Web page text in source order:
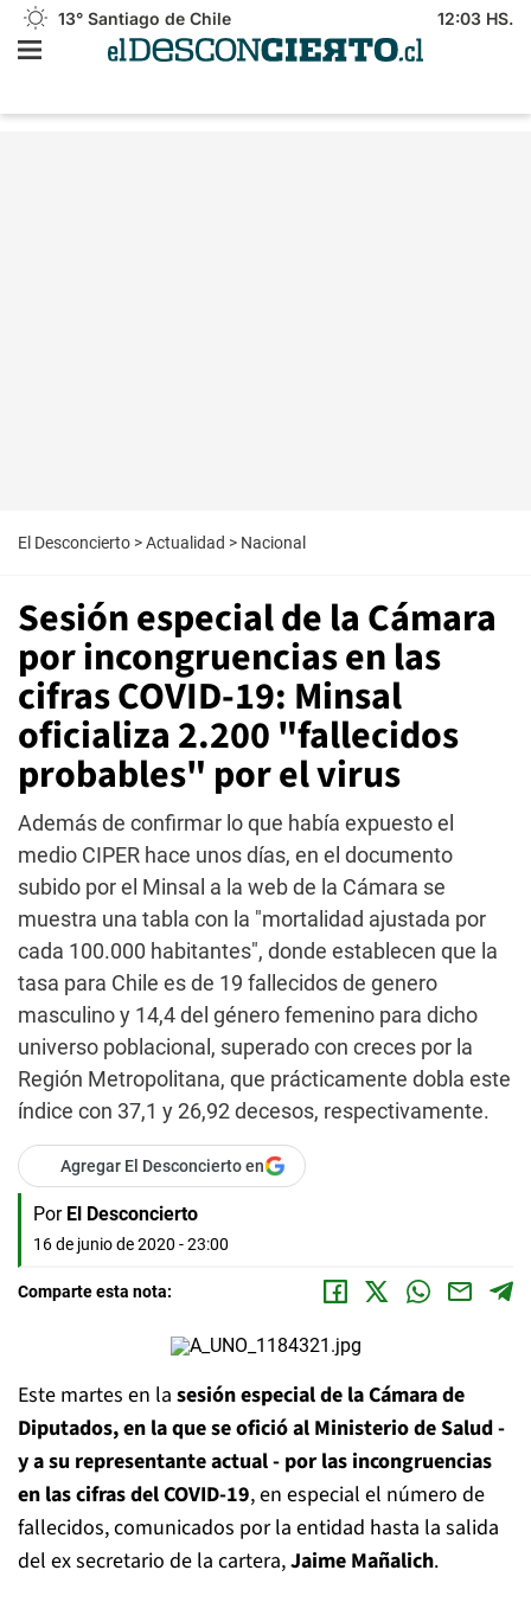
13° Santiago de Chile 12:03 HS.
El Desconcierto >Actualidad > Nacional
Sesión especial de la Cámara
por incongruencias en las
cifras COVID-19: Minsal
oficializa 2.200 "fallecidos
probables" por el virus
Además de confirmar lo que había expuesto el
medio CIPER hace unos días, en el documento
subido por el Minsal a la web de la Cámara se
muestra una tabla con la "mortalidad ajustada por
cada 100.000 habitantes", donde establecen que la
tasa para Chile es de 19 fallecidos de genero
masculino y 14,4 del género femenino para dicho
universo poblacional, superado con creces por la
Región Metropolitana, que prácticamente dobla este
índice con 37,1 y 26,92 decesos, respectivamente.
Agregar El Desconcierto en
Por El Desconcierto
16 de junio de 2020 - 23:00
Comparte esta nota:
Este martes en la sesión especial de la Cámara de
Diputados, en la que se ofició al Ministerio de Salud -
y a su representante actual - por las incongruencias
en las cifras del COVID-19, en especial el número de
fallecidos, comunicados por la entidad hasta la salida
del ex secretario de la cartera,Jaime Mañalich.